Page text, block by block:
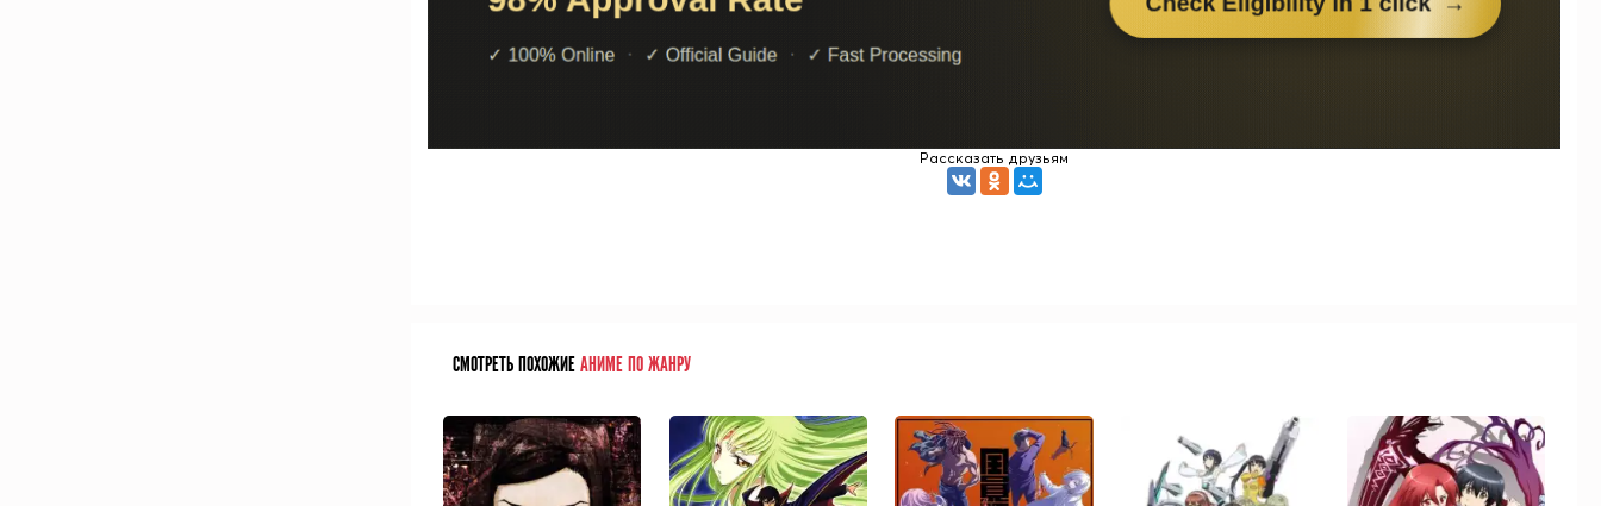
Рассказать друзьям
СМОТРЕТЬ ПОХОЖИЕАНИМЕ ПО ЖАНРУ